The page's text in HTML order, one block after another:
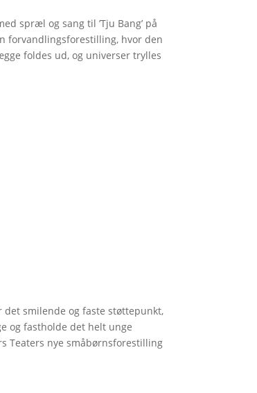
spræl og sang til ’Tju Bang’ på
forvandlingsforestilling, hvor den
foldes ud, og universer trylles
det smilende og faste støttepunkt,
og fastholde det helt unge
Teaters nye småbørnsforestilling